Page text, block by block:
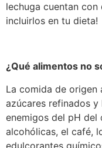
lechuga cuentan con
incluirlos en tu dieta!
¿Qué alimentos no
La comida de origen
azúcares refinados y
enemigos del pH del
alcohólicas, el café,
edulcorantes